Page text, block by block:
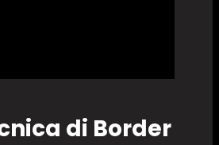
di Border